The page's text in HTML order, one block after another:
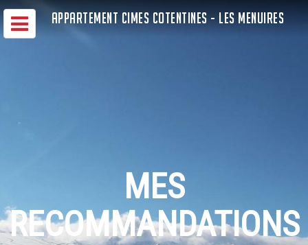
APPARTEMENT CIMES COTENTINES - LES MENUIRES
MES
RECOMMANDATIONS